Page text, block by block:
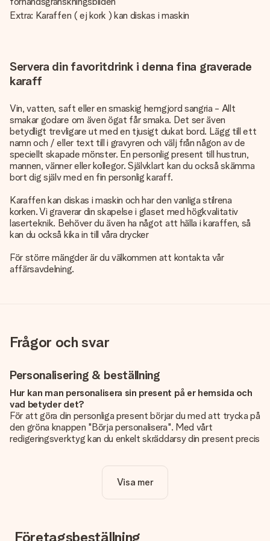
Extra: Karaffen ( ej kork ) kan diskas i maskin
Servera din favoritdrink i denna fina graverade
karaff
Vin, vatten, saft eller en smaskig hemgjord sangria - Allt
smakar godare om även ögat får smaka. Det ser även
betydligt trevligare ut med en tjusigt dukat bord. Lägg till ett
namn och / eller text till i gravyren och välj från någon av de
speciellt skapade mönster. En personlig present till hustrun,
mannen, vänner eller kollegor. Självklart kan du också skämma
bort dig själv med en fin personlig karaff.
Karaffen kan diskas i maskin och har den vanliga stilrena
korken. Vi graverar din skapelse i glaset med högkvalitativ
laserteknik. Behöver du även ha något att hälla i karaffen, så
kan du också kika in till våra drycker
För större mängder är du välkommen att kontakta vår
affärsavdelning.
Frågor och svar
Personalisering & beställning
Hur kan man personalisera sin present på er hemsida och
vad betyder det?
För att göra din personliga present börjar du med att trycka på
den gröna knappen "Börja personalisera". Med vårt
redigeringsverktyg kan du enkelt skräddarsy din present precis
Kostar det något extra att personalisera sin present?
Visa mer
Företagsbeställning